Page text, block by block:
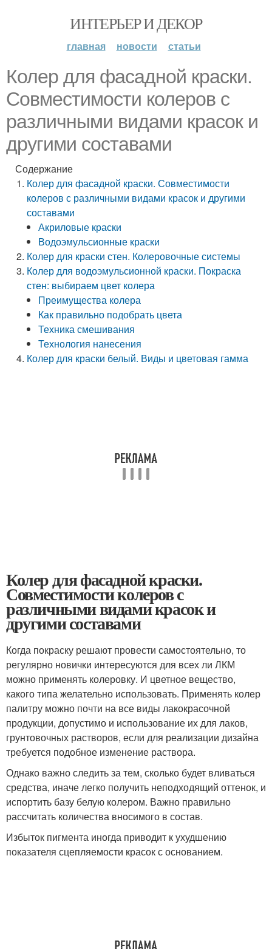
ИНТЕРЬЕР И ДЕКОР
главная новости статьи
Колер для фасадной краски.
Совместимости колеров с
различными видами красок и
другими составами
Содержание
Колер для фасадной краски. Совместимости
колеров с различными видами красок и другими
составами
Акриловые краски
Водоэмульсионные краски
Колер для краски стен. Колеровочные системы
Колер для водоэмульсионной краски. Покраска
стен: выбираем цвет колера
Преимущества колера
Как правильно подобрать цвета
Техника смешивания
Технология нанесения
Колер для краски белый. Виды и цветовая гамма
Колер для фасадной краски.
Совместимости колеров с
различными видами красок и
другими составами
Когда покраску решают провести самостоятельно, то
регулярно новички интересуются для всех ли ЛКМ
можно применять колеровку. И цветное вещество,
какого типа желательно использовать. Применять колер
палитру можно почти на все виды лакокрасочной
продукции, допустимо и использование их для лаков,
грунтовочных растворов, если для реализации дизайна
требуется подобное изменение раствора.
Однако важно следить за тем, сколько будет вливаться
средства, иначе легко получить неподходящий оттенок, и
испортить базу белую колером. Важно правильно
рассчитать количества вносимого в состав.
Избыток пигмента иногда приводит к ухудшению
показателя сцепляемости красок с основанием.